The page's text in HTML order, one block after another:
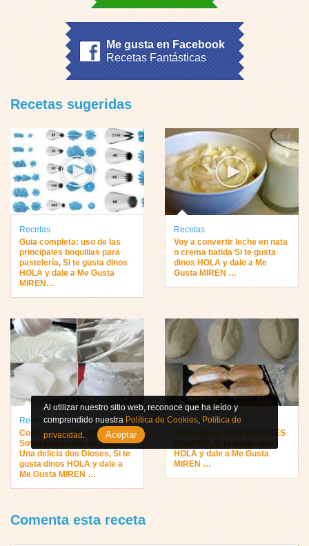
Me gusta en Facebook
Recetas Fantásticas
Recetas sugeridas
Recetas
Guia completa: uso de las
principales boquillas para
pastelería, Si te gusta dinos
HOLA y dale a Me Gusta
MIREN…
Recetas
Voy a convertir leche en nata
o crema batida Si te gusta
dinos HOLA y dale a Me
Gusta MIREN …
Recetas
Como Hacer Chantilly
Sovereign Leche en polvo,
Una delicia dos Dioses, Si te
gusta dinos HOLA y dale a
Me Gusta MIREN …
Recetas
Cómo Hacer PAN FRANCÉS
HOLA y dale a Me Gusta
MIREN …
Comenta esta receta
Al utilizar nuestro sitio web, reconoce que ha leído y
comprendido nuestra Política de Cookies Política de
privacidad
Aceptar